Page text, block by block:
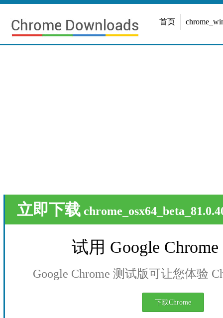
首页
立即下载
试用 Google
Google Chrome 测试版可让您体验
下载Chrome